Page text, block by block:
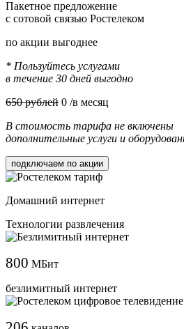
Пакетное предложение
с сотовой связью Ростелеком
по акции выгоднее
* Пользуйтесь услугами
в течение 30 дней выгодно
650 рублей 0 /в месяц
В стоимость тарифа не включены
дополнительные услуги и
подключаем по акции
Домашний интернет
Технологии развлечения
800 МБит
безлимитный интернет